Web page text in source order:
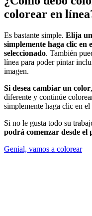
colorear en
Es bastante simple. Elija
simplemente haga clic en
seleccionado. También
línea para poder pintar
imagen.
Si desea cambiar un color
diferente y continúe
simplemente haga clic en
Si no le gusta todo su
podrá comenzar desde el
Genial, vamos a colorear